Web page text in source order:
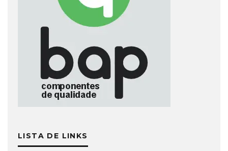
LISTA DE LINKS